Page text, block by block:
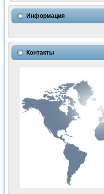
Использование
Исследовние
Математическое
Применение
Симуляция
Автоматизация
Разработка
Применение
Портативная
Использование
Устройство для
Передовые научные
Визуализация
Виртуальный
Исследование
Исследование
Информация
Контакты